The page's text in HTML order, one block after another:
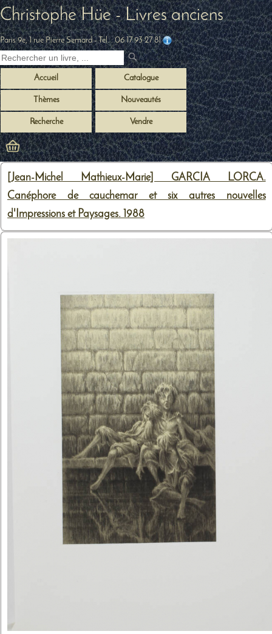
Christophe Hüe - Livres anciens
Paris 9e, 1 rue Pierre Semard- Tel. :06 17 93 27 81
Accueil Catalogue
Thèmes Nouveautés
Recherche Vendre
[Jean-Michel Mathieux-Marie] GARCIA LORCA.
Canéphore de cauchemar et six autres nouvelles
d'Impressions et Paysages. 1988